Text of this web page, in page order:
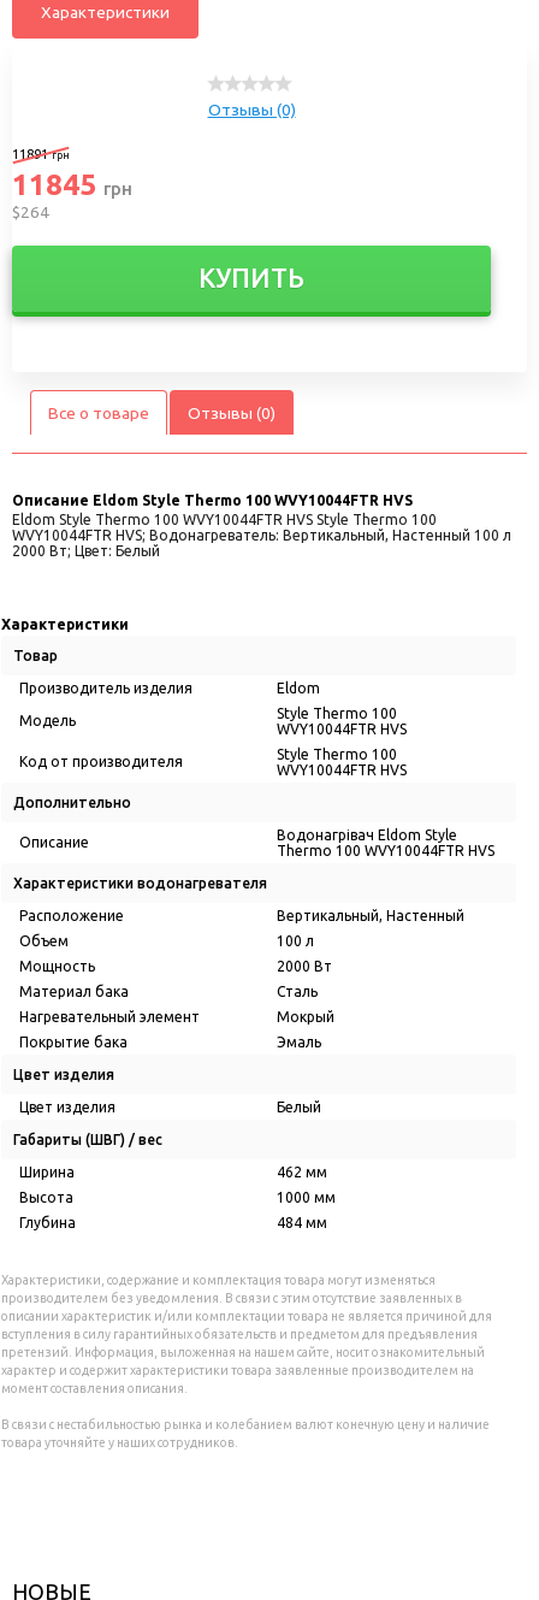
Характеристики
Отзывы (0)
11891грн
11845 грн
$264
КУПИТЬ
Все о товаре Отзывы (0)
Описание Eldom Style Thermo 100 WVY10044FTR HVS
Eldom Style Thermo 100 WVY10044FTR HVS Style Thermo 100
WVY10044FTR HVS; Водонагреватель: Вертикальный, Настенный 100 л
2000 Вт; Цвет: Белый
Характеристики
Товар
Производитель изделия Eldom
Модель
Style Thermo 100
WVY10044FTR HVS
Код от производителя
Style Thermo 100
WVY10044FTR HVS
Дополнительно
Описание
Водонагрівач Eldom Style
Thermo 100 WVY10044FTR HVS
Характеристики водонагревателя
Расположение
Вертикальный, Настенный
Объем
100 л
Мощность
2000 Вт
Материал бака
Сталь
Нагревательный элемент
Мокрый
Покрытие бака
Эмаль
Цвет изделия
Цвет изделия Белый
Габариты (ШВГ) / вес
Ширина
462 мм
Высота
1000 мм
Глубина
484 мм
Характеристики, содержание и комплектация товара могут изменяться
производителем без уведомления. В связи с этим отсутствие заявленных в
описании характеристик и/или комплектации товара не является причиной для
вступления в силу гарантийных обязательств и предметом для предъявления
претензий. Информация, выложенная на нашем сайте, носит ознакомительный
характер и содержит характеристики товара заявленные производителем на
момент составления описания.
В связи с нестабильностью рынка и колебанием валют конечную цену и наличие
товара уточняйте у наших сотрудников.
НОВЫЕ